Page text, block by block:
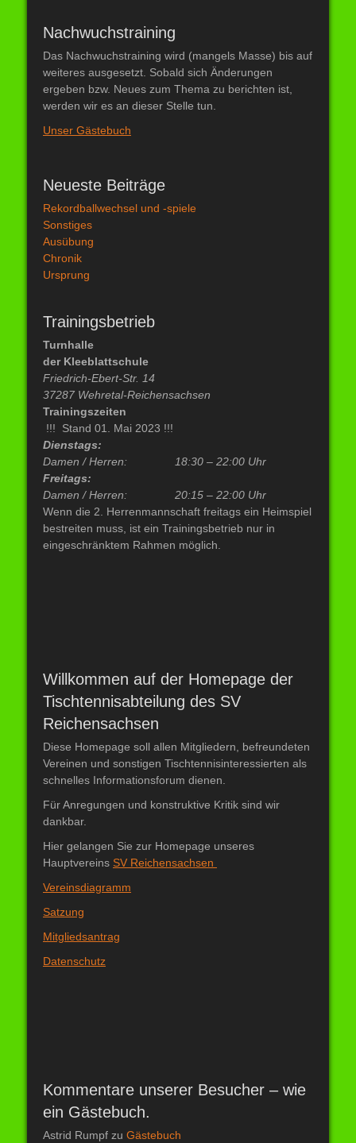
Nachwuchstraining
Das Nachwuchstraining wird (mangels Masse) bis auf
weiteres ausgesetzt. Sobald sich Änderungen
ergeben bzw. Neues zum Thema zu berichten ist,
werden wir es an dieser Stelle tun.
Unser Gästebuch
Neueste Beiträge
Rekordballwechsel und -spiele
Sonstiges
Ausübung
Chronik
Ursprung
Trainingsbetrieb
Turnhalle
der Kleeblattschule
Friedrich-Ebert-Str. 14
37287 Wehretal-Reichensachsen
Trainingszeiten
!!! Stand 01. Mai 2023 !!!
Dienstags:
Damen / Herren:
18:30 – 22:00 Uhr
Freitags:
Damen / Herren: 20:15 – 22:00 Uhr
Wenn die 2. Herrenmannschaft freitags ein Heimspiel
bestreiten muss, ist ein Trainingsbetrieb nur in
eingeschränktem Rahmen möglich.
Willkommen auf der Homepage der
Tischtennisabteilung des SV
Reichensachsen
Diese Homepage soll allen Mitgliedern, befreundeten
Vereinen und sonstigen Tischtennisinteressierten als
schnelles Informationsforum dienen.
Für Anregungen und konstruktive Kritik sind wir
dankbar.
Hier gelangen Sie zur Homepage unseres
Hauptvereins SV Reichensachsen
Vereinsdiagramm
Satzung
Mitgliedsantrag
Datenschutz
Kommentare unserer Besucher – wie
ein Gästebuch.
Astrid Rumpf zu Gästebuch